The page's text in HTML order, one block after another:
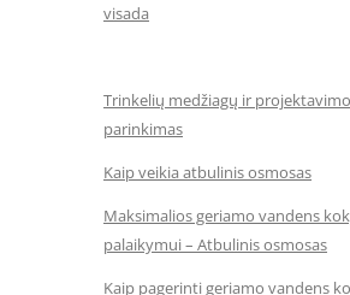
visada
Trinkelių medžiagų ir projektavimo
parinkimas
Kaip veikia atbulinis osmosas
Maksimalios geriamo vandens
palaikymui – Atbulinis osmosas
Kaip pagerinti geriamo vandens